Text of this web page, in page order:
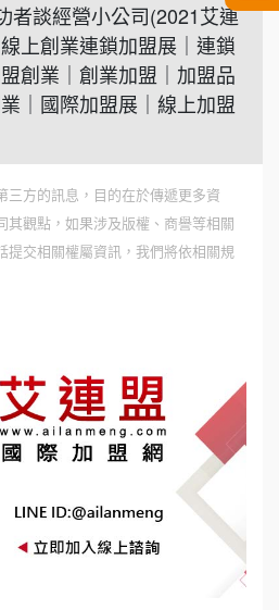
者談經營小公司(2021艾連
上創業連鎖加盟展｜連鎖
創業｜創業加盟｜加盟品
｜國際加盟展｜線上加盟
三方的訊息，目的在於傳遞更多資
其觀點，如果涉及版權、商譽等相關
提交相關權屬資訊，我們將依相關規